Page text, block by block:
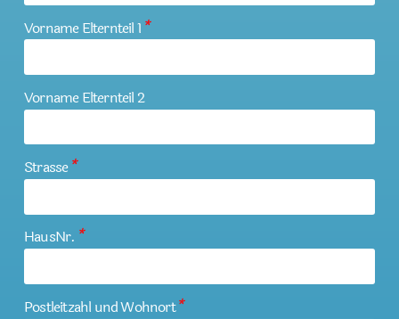
Vorname Elternteil 1 *
Vorname Elternteil 2
Strasse*
HausNr. *
Postleitzahl und Wohnort*